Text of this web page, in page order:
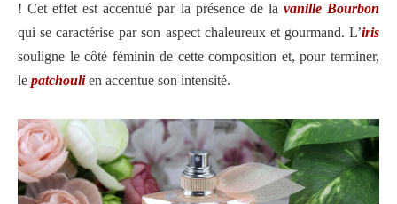
! Cet effet est accentué par la présence de la vanille Bourbon
qui se caractérise par son aspect chaleureux et gourmand. L’iris
souligne le côté féminin de cette composition et, pour terminer,
le patchoulien accentue son intensité.